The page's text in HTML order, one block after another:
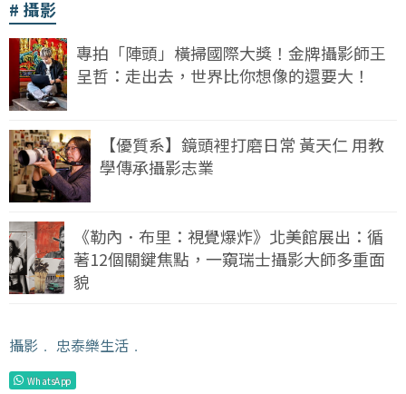
攝影
專拍「陣頭」橫掃國際大獎！金牌攝影師王
呈哲：走出去，世界比你想像的還要大！
【優質系】鏡頭裡打磨日常 黃天仁 用教
學傳承攝影志業
《勒內．布里：視覺爆炸》北美館展出：循
著12個關鍵焦點，一窺瑞士攝影大師多重面
貌
攝影 ﹒ 忠泰樂生活 ﹒
WhatsApp